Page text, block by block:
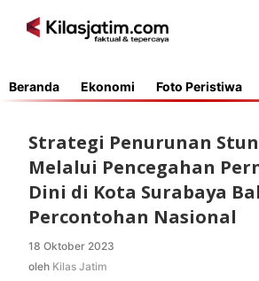
Beranda Ekonomi Foto Peristiwa
Strategi Penurunan
Melalui Pencegahan
Dini di Kota Surabaya
Percontohan Nasional
18 Oktober 2023
oleh Kilas Jatim